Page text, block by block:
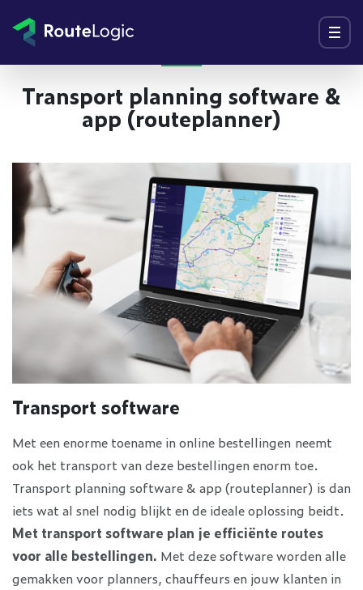
Menu
Transport planning software &
app (routeplanner)
Transport software
Met een enorme toename in online bestellingen neemt
ook het transport van deze bestellingen enorm toe.
Transport planning software & app (routeplanner) is dan
iets wat al snel nodig blijkt en de ideale oplossing beidt.
Met transport software plan je efficiënte routes
voor alle bestellingen. Met deze software worden alle
gemakken voor planners, chauffeurs en jouw klanten in